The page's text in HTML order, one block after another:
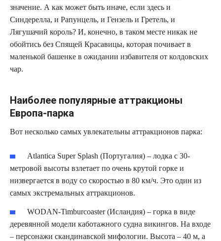
значение. А как может быть иначе, если здесь и
Синдерелла, и Рапунцель, и Гензель и Гретель, и
Лягушачий король? И, конечно, в таком месте никак не
обойтись без Спящей Красавицы, которая почивает в
маленькой башенке в ожидании избавителя от колдовских
чар.
Наиболее популярные аттракционы
Европа-парка
Вот несколько самых увлекательны аттракционов парка:
Atlantica Super Splash (Португалия) – лодка с 30-
метровой высоты взлетает по очень крутой горке и
низвергается в воду со скоростью в 80 км/ч. Это один из
самых экстремальных аттракционов.
WODAN-Timburcoaster (Исландия) – горка в виде
деревянной модели каботажного судна викингов. На входе
– персонажи скандинавской мифологии. Высота – 40 м, а